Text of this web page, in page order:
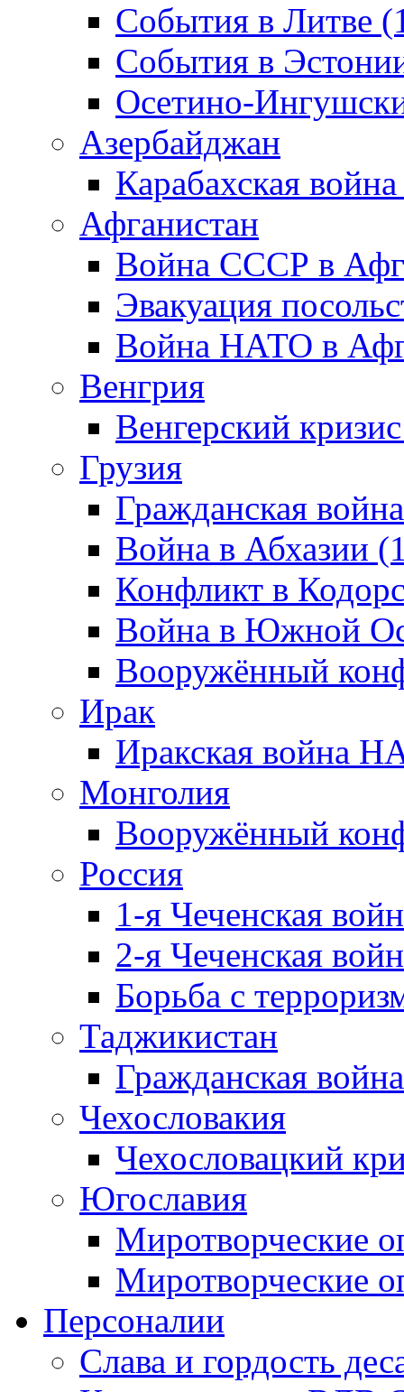
События в Литве
События в
Осетино-
Азербайджан
Карабахская
Афганистан
Война СССР в
Эвакуация
Война НАТО в
Венгрия
Венгерский
Грузия
Гражданская
Война в Абхазии
Конфликт в
Война в Южной
Вооружённый
Ирак
Иракская война
Монголия
Вооружённый
Россия
1-я Чеченская
2-я Чеченская
Борьба с
Таджикистан
Гражданская
Чехословакия
Чехословацкий
Югославия
Миротворческие
Миротворческие
Персоналии
Слава и гордость